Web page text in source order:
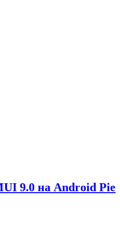
9.0 на Android Pie